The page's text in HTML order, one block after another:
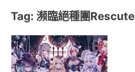
遊
Tag: 瀕臨絕種團Rescute